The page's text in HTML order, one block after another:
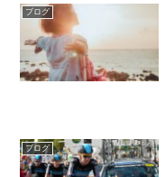
ブログ
ブログ